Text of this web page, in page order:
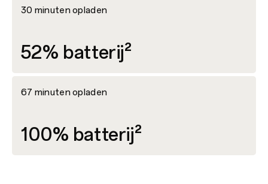
30 minuten opladen
52% batterij²
67 minuten opladen
100% batterij²